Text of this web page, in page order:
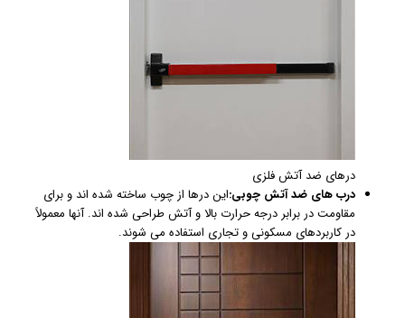
درهای ضد آتش فلزی
درب های ضد آتش چوبی:این درها از چوب ساخته شده اند و برای
مقاومت در برابر درجه حرارت بالا و آتش طراحی شده اند. آنها معمولاً
در کاربردهای مسکونی و تجاری استفاده می شوند.